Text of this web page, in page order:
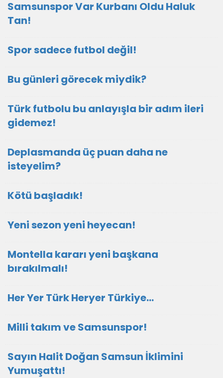
Samsunspor Var Kurbanı Oldu Haluk
Tan!
Spor sadece futbol değil!
Bu günleri görecek miydik?
Türk futbolu bu anlayışla bir adım ileri
gidemez!
Deplasmanda üç puan daha ne
isteyelim?
Kötü başladık!
Yeni sezon yeni heyecan!
Montella kararı yeni başkana
bırakılmalı!
Her Yer Türk Heryer Türkiye…
Milli takım ve Samsunspor!
Sayın Halit Doğan Samsun İklimini
Yumuşattı!